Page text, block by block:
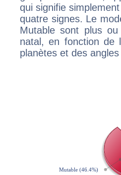
qui signifie
quatre signes. Le
Mutable sont plus
natal, en fonction de
planètes et des